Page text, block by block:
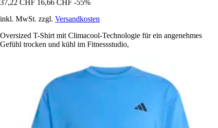
37,22 CHF 16,66 CHF -55%
inkl. MwSt. zzgl. Versandkosten
Oversized T-Shirt mit Climacool-Technologie für ein angenehmes
Gefühl trocken und kühl im Fitnessstudio,